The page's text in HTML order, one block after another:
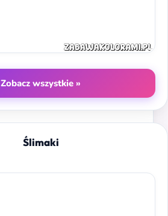
Zobacz wszystkie »
Ślimaki